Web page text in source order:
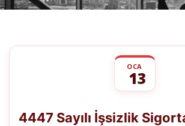
OCA
13
İşsizlik
4447 Sayılı İşsizlik